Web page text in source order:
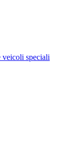
veicoli speciali